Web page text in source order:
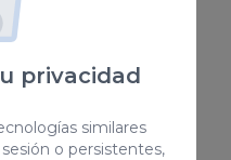
privacidad
similares
o persistentes,